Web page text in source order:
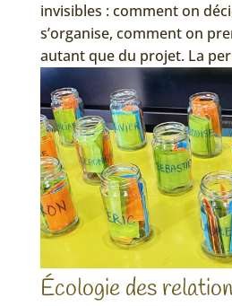
invisibles : comment on
s’organise, comment on
autant que du projet. La
Écologie des